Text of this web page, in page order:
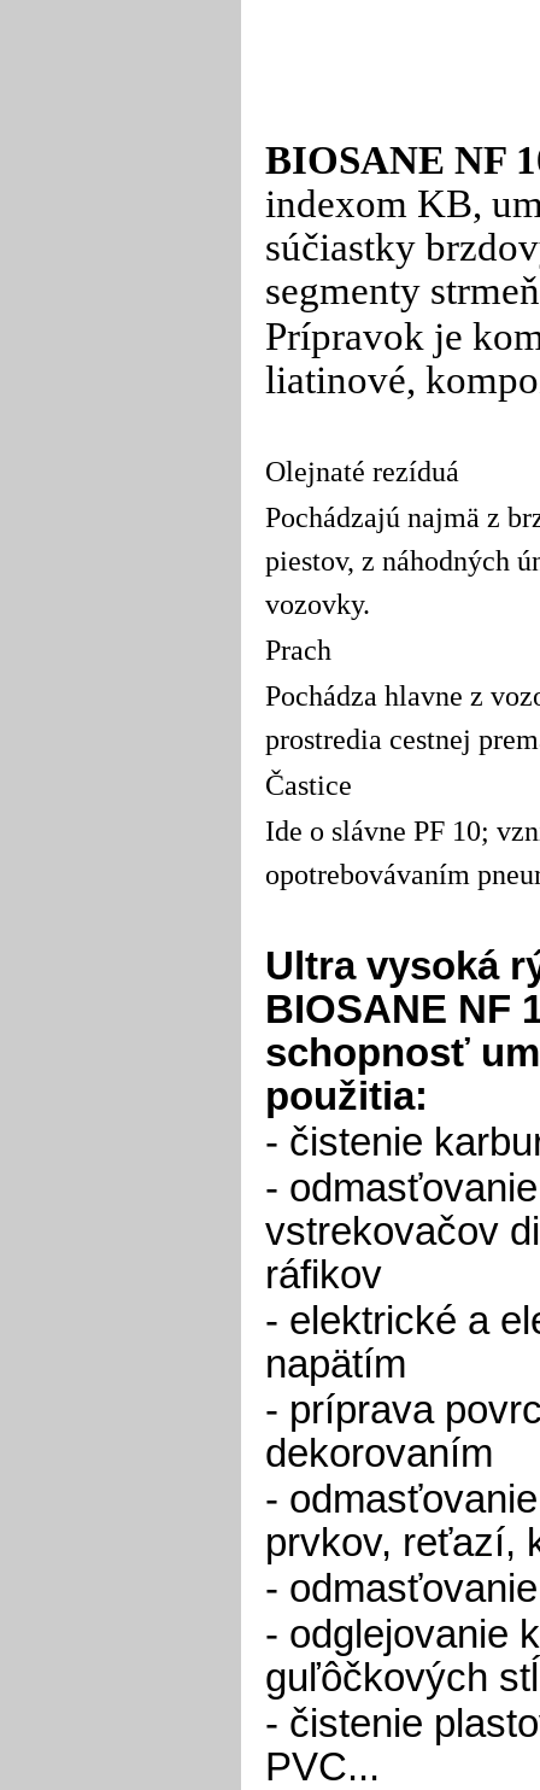
BIOSANE NF
indexom KB,
súčiastky
segmenty
Prípravok je
liatinové,
Olejnaté rezíduá
Pochádzajú najmä z
piestov, z náhodných
vozovky.
Prach
Pochádza hlavne z
prostredia cestnej
Častice
Ide o slávne PF 10;
opotrebovávaním
Ultra vysoká
BIOSANE NF
schopnosť
použitia:
- čistenie
-
vstrekovačov
ráfikov
- elektrické a
napätím
- príprava
dekorovaním
-
prvkov, reťazí,
-
- odglejovanie
guľôčkových
- čistenie
PVC...